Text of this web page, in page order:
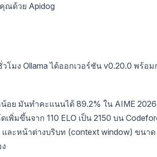
ณด้วย Apidog
โมง Ollama ได้ออกเวอร์ชัน v0.20.0 พร้อม
อย มันทำคะแนนได้ 89.2% ใน AIME 2026
พิ่มขึ้นจาก 110 ELO เป็น 2150 บน
ละหน้าต่างบริบท (context window) ขนาด